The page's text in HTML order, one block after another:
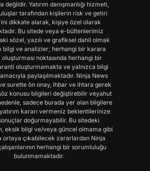
değildir. Yatırım danışmanlığı hizmeti,
tarafından kişilerin risk ve getiri
dikkate alarak, kişiye özel olarak
Bu sitede veya e-bültenlerimiz
sözel, yazılı ve grafiksel dahil olmak
bilgi ve analizler; herhangi bir karara
noktasında herhangi bir
oluşturmamakta ve yalnızca bilgi
paylaşılmaktadır. Ninja News
surette ön onay, ihbar ve ihtara gerek
konusu bilgileri değiştirebilir veyahut
sadece burada yer alan bilgilere
kararı vermeniz beklentilerinize
doğurmayabilir. Bu sitedeki
eksik bilgi ve/veya güncel olmama gibi
ortaya çıkabilecek zararlardan Ninja
herhangi bir sorumluluğu
bulunmamaktadır.